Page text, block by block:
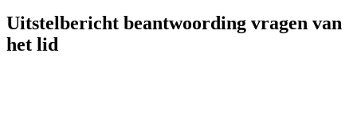
Uitstelbericht beantwoording vragen van
het lid